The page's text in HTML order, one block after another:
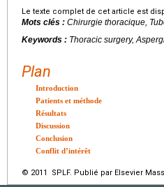
Le texte complet de cet article est
Mots clés : Chirurgie thoracique,
Keywords : Thoracic surgery,
Plan
Introduction
Patients et méthode
Résultats
Discussion
Conclusion
Conflit d’intérêt
© 2011 SPLF. Publié par Elsevier